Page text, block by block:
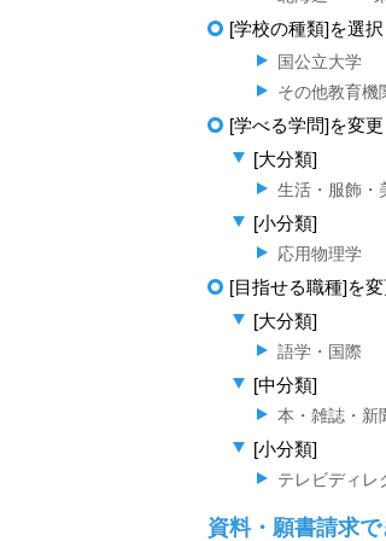
[学校の種類]を選
国公立大学
その他教育機
[学べる学問]を変
[大分類]
生活・服飾・
[小分類]
応用物理学
[目指せる職種]を
[大分類]
語学・国際
[中分類]
本・雑誌・新
[小分類]
テレビディレ
資料・願書請求